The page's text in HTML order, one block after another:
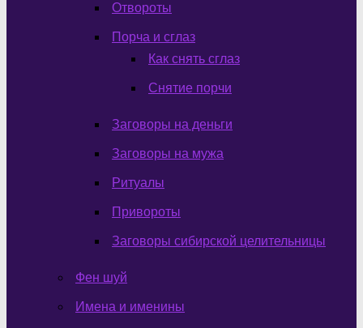
Отвороты
Порча и сглаз
Как снять сглаз
Снятие порчи
Заговоры на деньги
Заговоры на мужа
Ритуалы
Привороты
Заговоры сибирской целительницы
Фен шуй
Имена и именины